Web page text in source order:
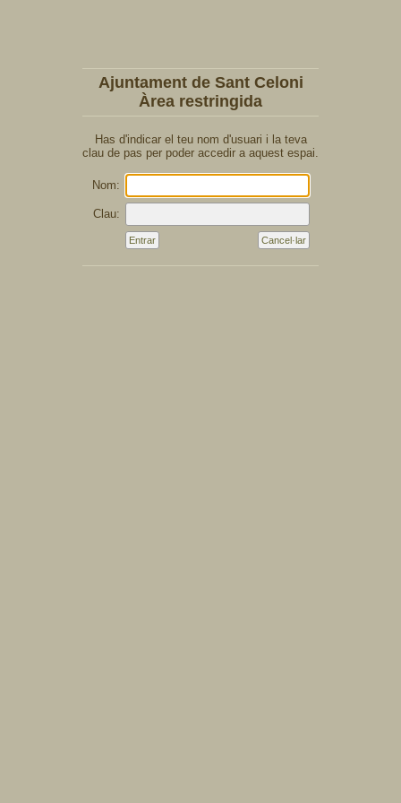
Ajuntament de Sant Celoni
Àrea restringida
Has d'indicar el teu nom d'usuari i la teva
clau de pas per poder accedir a aquest espai.
Nom:
Clau: